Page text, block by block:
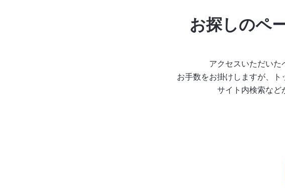
お探しのペ
アクセスいただいた
お手数をお掛けしますが、ト
サイト内検索など